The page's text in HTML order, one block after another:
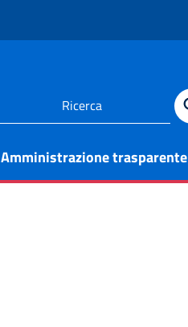
Amministrazione trasparente